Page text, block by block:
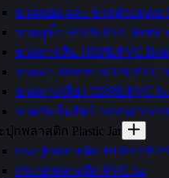
ขวดหยด และ ขวดฝาแหลม
ขวดหูหิ้ว HDPE/PVC Bottle
ขวดฝาฟลิบ HDPE/PVC
ขวดฝา 38+mm HDPE/PVC
ขวดฝาเกลียว HDPE/PVC
ขวดวัคซีนสัตว์ Animal
ปุกพลาสติก Plastic Jar
กระปุกพลาสติก HDPE/PP/
กระปุกพลาสติก PVC Jar